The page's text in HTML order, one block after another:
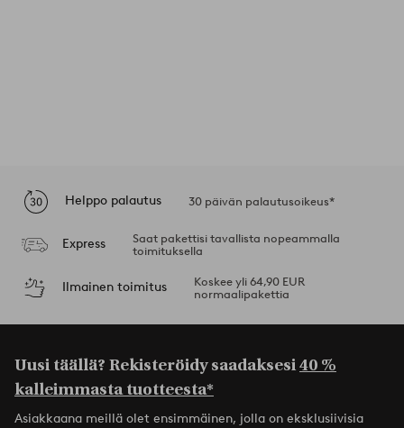
Helppo palautus 30 päivän palautusoikeus*
Express
Saat pakettisi tavallista nopeammalla
toimituksella
Ilmainen toimitus
Koskee yli 64,90 EUR
normaalipakettia
Uusi täällä? Rekisteröidy saadaksesi40 %
kalleimmasta tuotteesta*
Asiakkaana meillä olet ensimmäinen, jolla on eksklusiivisia